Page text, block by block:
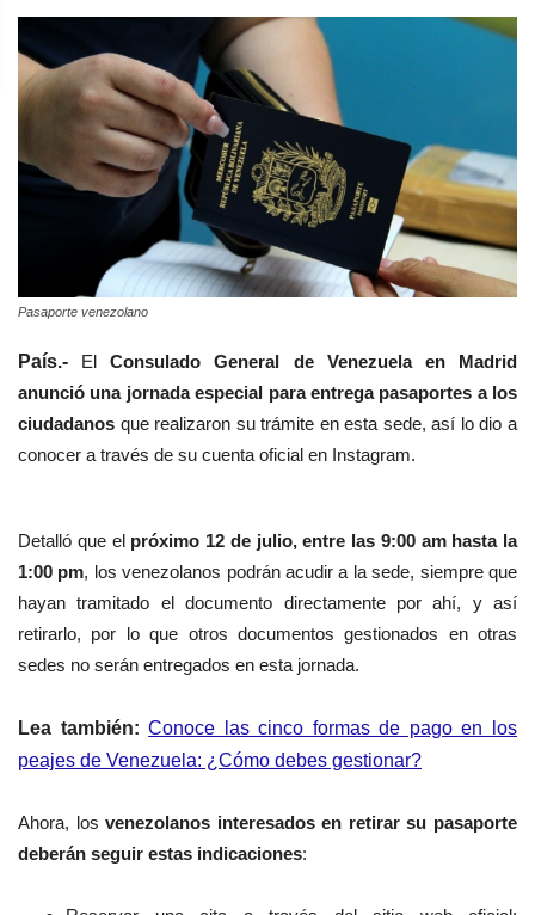
Pasaporte venezolano
País.- ElConsulado General de Venezuela en Madrid
anunció una jornada especial para entrega pasaportes a los
ciudadanos que realizaron su trámite en esta sede, así lo dio a
conocer a través de su cuenta oficial en Instagram.
Detalló que el próximo 12 de julio, entre las 9:00 am hasta la
1:00 pm, los venezolanos podrán acudir a la sede, siempre que
hayan tramitado el documento directamente por ahí, y así
retirarlo, por lo que otros documentos gestionados en otras
sedes no serán entregados en esta jornada.
Lea también: Conoce las cinco formas de pago en los
peajes de Venezuela: ¿Cómo debes gestionar?
Ahora, losvenezolanos interesados en retirar su pasaporte
deberán seguir estas indicaciones: